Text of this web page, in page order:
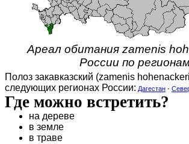
Ареал обитания zamenis
России по
Полоз закавказский (zamenis
следующих регионах России: Дагестан -
Где можно встретить?
на дереве
в земле
в траве